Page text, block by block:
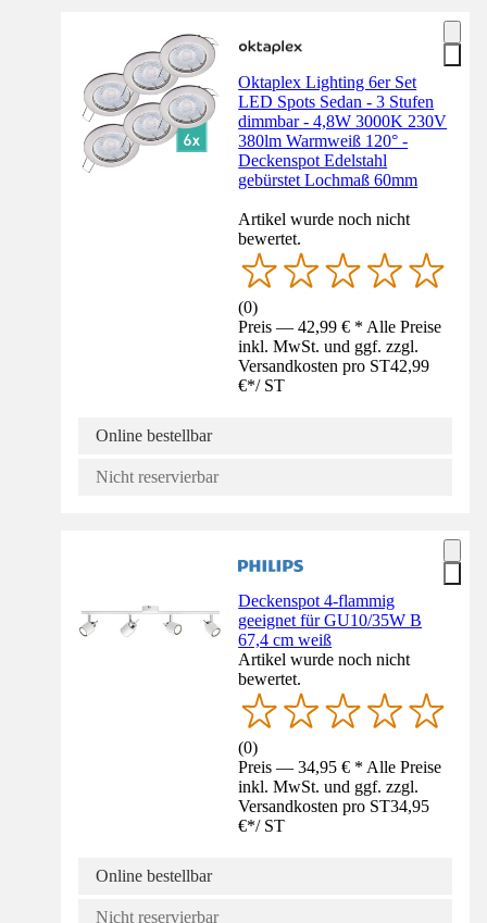
Oktaplex Lighting 6er Set
LED Spots Sedan - 3 Stufen
dimmbar - 4,8W 3000K 230V
380lm Warmweiß 120° -
Deckenspot Edelstahl
gebürstet Lochmaß 60mm
Artikel wurde noch nicht
bewertet.
(0)
Preis — 42,99 € * Alle Preise
inkl. MwSt. und ggf. zzgl.
Versandkosten pro ST42,99
€*/ ST
Online bestellbar
Nicht reservierbar
Deckenspot 4-flammig
geeignet für GU10/35W B
67,4 cm weiß
Artikel wurde noch nicht
bewertet.
(0)
Preis — 34,95 € * Alle Preise
inkl. MwSt. und ggf. zzgl.
Versandkosten pro ST34,95
€*/ ST
Online bestellbar
Nicht reservierbar